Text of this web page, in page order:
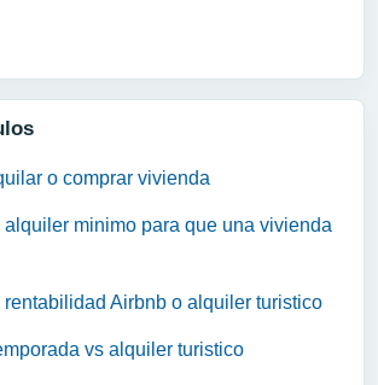
o comprar vivienda
minimo para que una vivienda
Airbnb o alquiler turistico
vs alquiler turistico